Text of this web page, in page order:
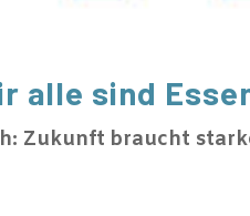
alle sind
Zukunft braucht